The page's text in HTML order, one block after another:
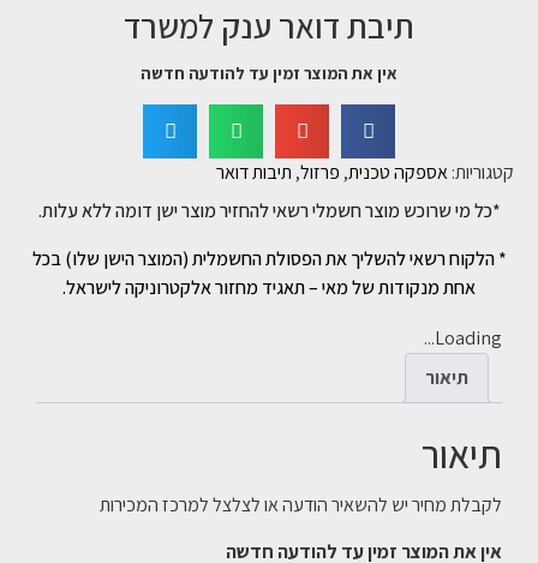
תיבת דואר ענק למשרד
אין את המוצר זמין עד להודעה חדשה
קטגוריות:אספקה טכנית, פרזול, תיבות דואר
*כל מי שרוכש מוצר חשמלי רשאי להחזיר מוצר ישן דומה ללא עלות.
* הלקוח רשאי להשליך את הפסולת החשמלית (המוצר הישן שלו) בכל
אחת מנקודות של מאי – תאגיד מחזור אלקטרוניקה לישראל.
Loading...
תיאור
תיאור
לקבלת מחיר יש להשאיר הודעה או לצלצל למרכז המכירות
אין את המוצר זמין עד להודעה חדשה